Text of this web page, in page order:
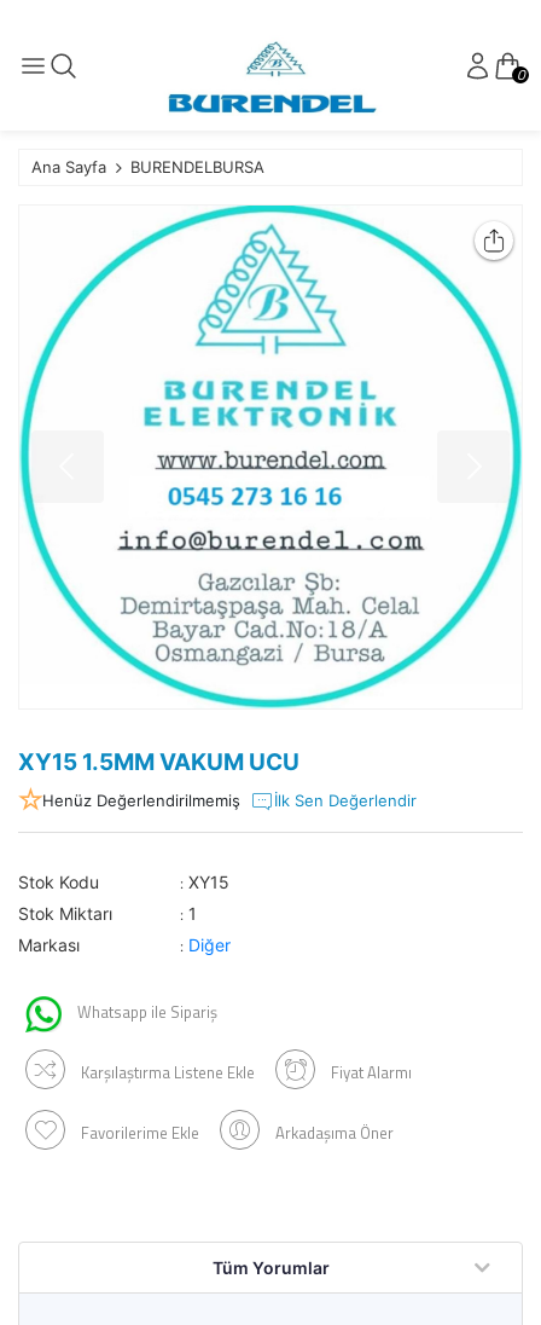
0
Ana Sayfa BURENDELBURSA
XY15 1.5MM VAKUM UCU
Henüz Değerlendirilmemiş İlk Sen Değerlendir
Stok Kodu : XY15
Stok Miktarı
: 1
Markası
: Diğer
Whatsapp ile Sipariş
Karşılaştırma Listene Ekle Fiyat Alarmı
Favorilerime Ekle Arkadaşıma Öner
Tüm Yorumlar